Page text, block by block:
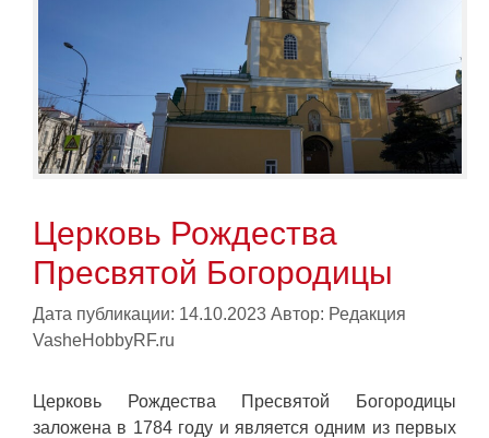
Церковь Рождества
Пресвятой Богородицы
Дата публикации: 14.10.2023 Автор: Редакция
VasheHobbyRF.ru
Церковь Рождества Пресвятой Богородицы
заложена в 1784 году и является одним из первых